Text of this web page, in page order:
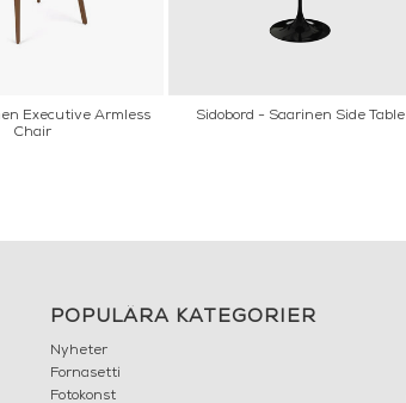
Executive Armless
Chair
Sidobord - Saarinen Side Table
POPULÄRA KATEGORIER
Nyheter
Fornasetti
Fotokonst